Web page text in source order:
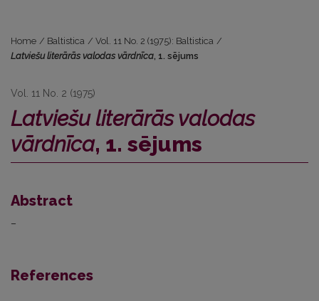
Home / Baltistica / Vol. 11 No. 2 (1975): Baltistica /
Latviešu literārās valodas vārdnīca, 1. sējums
Vol. 11 No. 2 (1975)
Latviešu literārās valodas
vārdnīca, 1. sējums
Abstract
–
References